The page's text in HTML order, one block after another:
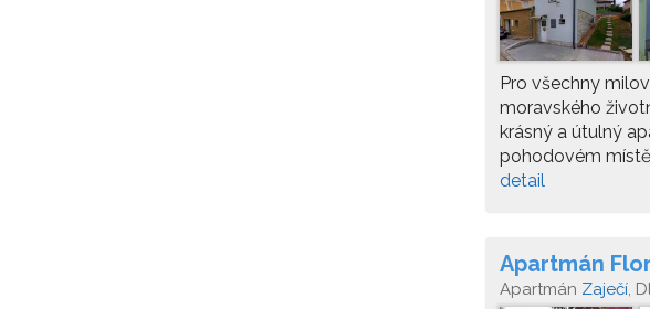
Pro všechny
moravského
krásný a útulný
pohodovém místě
detail
Apartmán
Apartmán Zaječí,